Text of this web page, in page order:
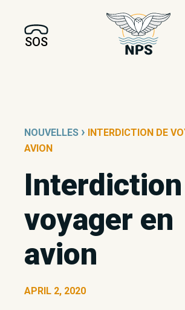
SOS
NOUVELLES › INTERDICTION DE
AVION
voyager en
avion
APRIL 2, 2020